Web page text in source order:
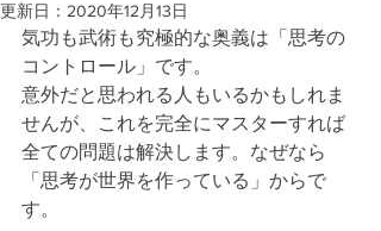
更新日： 2020年12月13日
気功も武術も究極的な奥義は「思考の
コントロール」です。
意外だと思われる人もいるかもしれま
せんが、これを完全にマスターすれば
全ての問題は解決します。なぜなら
「思考が世界を作っている」からで
す。